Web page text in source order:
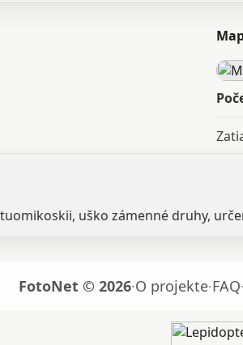
uško zámenné druhy,
FotoNet © 2026·O projekte·FAQ·